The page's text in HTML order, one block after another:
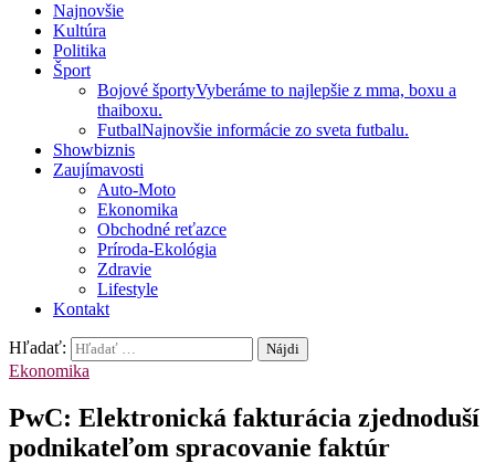
Najnovšie
Kultúra
Politika
Šport
Bojové športyVyberáme to najlepšie z mma, boxu a
thaiboxu.
FutbalNajnovšie informácie zo sveta futbalu.
Showbiznis
Zaujímavosti
Auto-Moto
Ekonomika
Obchodné reťazce
Príroda-Ekológia
Zdravie
Lifestyle
Kontakt
Hľadať:
Ekonomika
PwC: Elektronická fakturácia zjednoduší
podnikateľom spracovanie faktúr